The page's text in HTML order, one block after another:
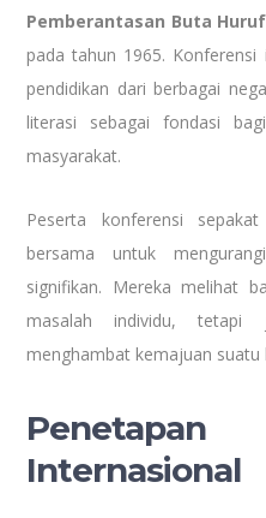
Pemberantasan Buta Huruf
pada tahun 1965.
pendidikan dari berbagai
literasi sebagai fondasi
masyarakat.
Peserta konferensi
bersama untuk
signifikan. Mereka melihat
masalah individu,
menghambat kemajuan suatu
Internasional